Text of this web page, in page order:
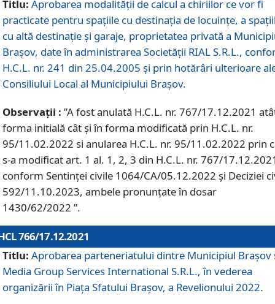
Titlu: Aprobarea modalității de calcul a chiriilor ce vor fi
practicate pentru spaţiile cu destinaţia de locuinţe, a
cu altă destinaţie şi garaje, proprietatea privată a
Braşov, date în administrarea Societăţii RIAL S.R.L.,
H.C.L. nr. 241 din 25.04.2005 și prin hotărâri ulterioare
Consiliului Local al Municipiului Braşov.
Observații : ”A fost anulată H.C.L. nr. 767/17.12.2021
forma initială cât și în forma modificată prin H.C.L. nr.
95/11.02.2022 si anularea H.C.L. nr. 95/11.02.2022 prin
s-a modificat art. 1 al. 1, 2, 3 din H.C.L. nr. 767/
conform Sentinței civile 1064/CA/05.12.2022 și Deciziei
592/11.10.2023, ambele pronunțate în dosar
1430/62/2022 ”.
766/17.12.2021
Titlu: Aprobarea parteneriatului dintre Municipiul Brașov
Media Group Services International S.R.L., în vederea
organizării în Piața Sfatului Brașov, a Revelionului 2022.